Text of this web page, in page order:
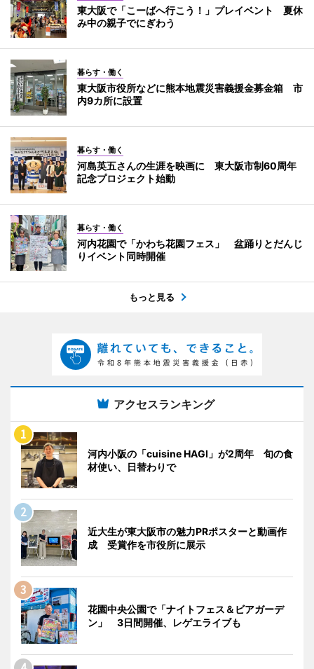
東大阪で「こーばへ行こう！」プレイベント 夏休
み中の親子でにぎわう
暮らす・働く
東大阪市役所などに熊本地震災害義援金募金箱 市
内9カ所に設置
暮らす・働く
河島英五さんの生涯を映画に 東大阪市制60周年
記念プロジェクト始動
暮らす・働く
河内花園で「かわち花園フェス」 盆踊りとだんじ
りイベント同時開催
もっと見る
アクセスランキング
河内小阪の「cuisine HAGI」が2周年 旬の食
材使い、日替わりで
近大生が東大阪市の魅力PRポスターと動画作
成 受賞作を市役所に展示
花園中央公園で「ナイトフェス＆ビアガーデ
ン」 3日間開催、レゲエライブも